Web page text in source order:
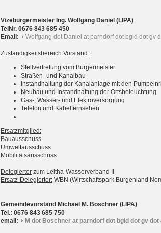
Vizebürgermeister Ing. Wolfgang Daniel (LIPA)
TelNr. 0676 843 685 450
Email:
Wolfgang dot Daniel at parndorf dot bgld dot gv
Zuständigkeitsbereich Vorstand:
Stellvertretung vom Bürgermeister
Straßen- und Kanalbau
Instandhaltung der Kanalanlage mit den
Neubau und Instandhaltung der Ortsbeleuchtung
Gas-, Wasser- und Elektroversorgung
Telefon und Kabelfernsehen
Ersatzmitglied:
Bauausschuss
Umweltausschuss
Mobilitätsausschuss
Delegierter zum Leitha-Wasserverband II
Ersatz-Delegierter: WBN (Wirtschaftspark Burgenland
Gemeindevorstand Michael M. Boschner (LIPA)
Tel.: 0676 843 685 750
email:
M dot Boschner at parndorf dot bgld dot gv dot